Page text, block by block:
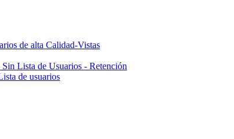
de alta Calidad-Vistas
Lista de Usuarios - Retención
de usuarios